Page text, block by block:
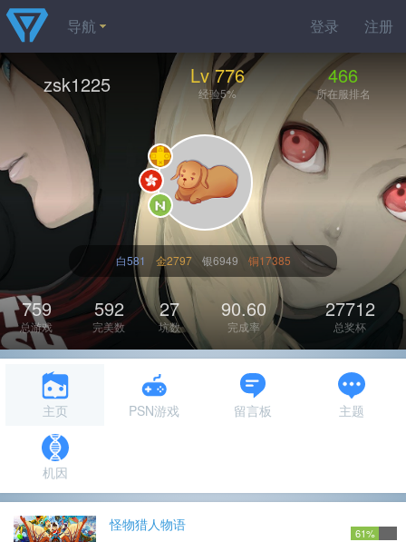
登录 注册
导航
zsk1225 Lv 776
经验5%
466
所在服排名
白581 金2797 银6949 铜17385
759
总游戏
592
完美数
27
坑数
90.60
完成率
27712
总奖杯
主页 PSN游戏 留言板 主题
机因
怪物猎人物语 61%